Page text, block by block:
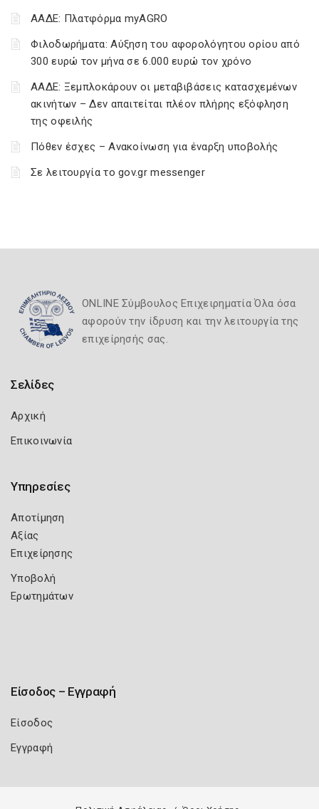
ΑΑΔΕ: Πλατφόρμα myAGRO
Φιλοδωρήματα: Αύξηση του αφορολόγητου ορίου από
300 ευρώ τον μήνα σε 6.000 ευρώ τον χρόνο
ΑΑΔΕ: Ξεμπλοκάρουν οι μεταβιβάσεις κατασχεμένων
ακινήτων – Δεν απαιτείται πλέον πλήρης εξόφληση
της οφειλής
Πόθεν έσχες – Ανακοίνωση για έναρξη υποβολής
Σε λειτουργία το gov.gr messenger
ONLINE Σύμβουλος Επιχειρηματία Όλα όσα
αφορούν την ίδρυση και την λειτουργία της
επιχείρησής σας.
Σελίδες
Αρχική
Επικοινωνία
Υπηρεσίες
Αποτίμηση
Αξίας
Επιχείρησης
Υποβολή
Ερωτημάτων
Είσοδος – Εγγραφή
Είσοδος
Εγγραφή